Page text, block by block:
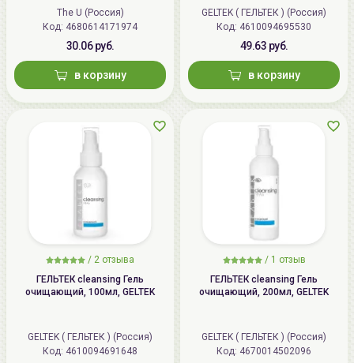
The U (Россия)
Код: 4680614171974
30.06 руб.
в корзину
GELTEK ( ГЕЛЬТЕК ) (Россия)
Код: 4610094695530
49.63 руб.
в корзину
/ 2 отзыва
ГЕЛЬТЕК cleansing Гель
очищающий, 100мл, GELTEK
GELTEK ( ГЕЛЬТЕК ) (Россия)
Код: 4610094691648
/ 1 отзыв
ГЕЛЬТЕК cleansing Гель
очищающий, 200мл, GELTEK
GELTEK ( ГЕЛЬТЕК ) (Россия)
Код: 4670014502096